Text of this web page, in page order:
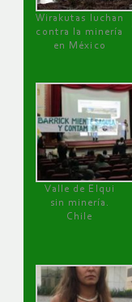
Wirakutas luchan
contra la minería
en México
Valle de Elqui
sin minería.
Chile